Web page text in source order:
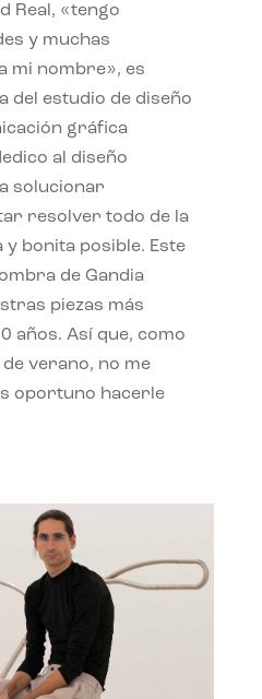
Real, «tengo
y muchas
mi nombre», es
del estudio de diseño
gráfica
al diseño
solucionar
resolver todo de la
bonita posible. Este
de Gandia
piezas más
años. Así que, como
verano, no me
oportuno hacerle